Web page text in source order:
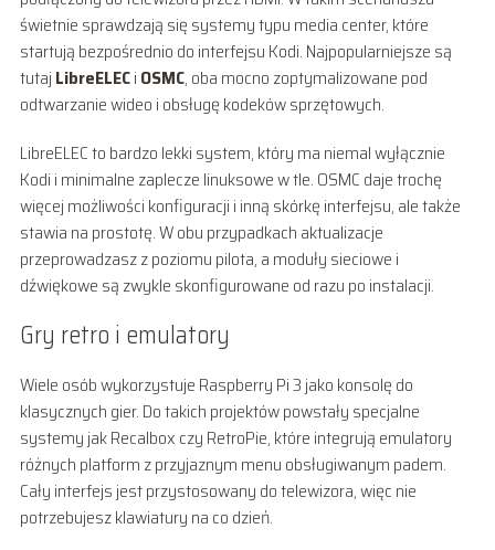
świetnie sprawdzają się systemy typu media center, które
startują bezpośrednio do interfejsu Kodi. Najpopularniejsze są
tutaj LibreELECi OSMC, oba mocno zoptymalizowane pod
odtwarzanie wideo i obsługę kodeków sprzętowych.
LibreELEC to bardzo lekki system, który ma niemal wyłącznie
Kodi i minimalne zaplecze linuksowe w tle. OSMC daje trochę
więcej możliwości konfiguracji i inną skórkę interfejsu, ale także
stawia na prostotę. W obu przypadkach aktualizacje
przeprowadzasz z poziomu pilota, a moduły sieciowe i
dźwiękowe są zwykle skonfigurowane od razu po instalacji.
Gry retro i emulatory
Wiele osób wykorzystuje Raspberry Pi 3 jako konsolę do
klasycznych gier. Do takich projektów powstały specjalne
systemy jak Recalbox czy RetroPie, które integrują emulatory
różnych platform z przyjaznym menu obsługiwanym padem.
Cały interfejs jest przystosowany do telewizora, więc nie
potrzebujesz klawiatury na co dzień.